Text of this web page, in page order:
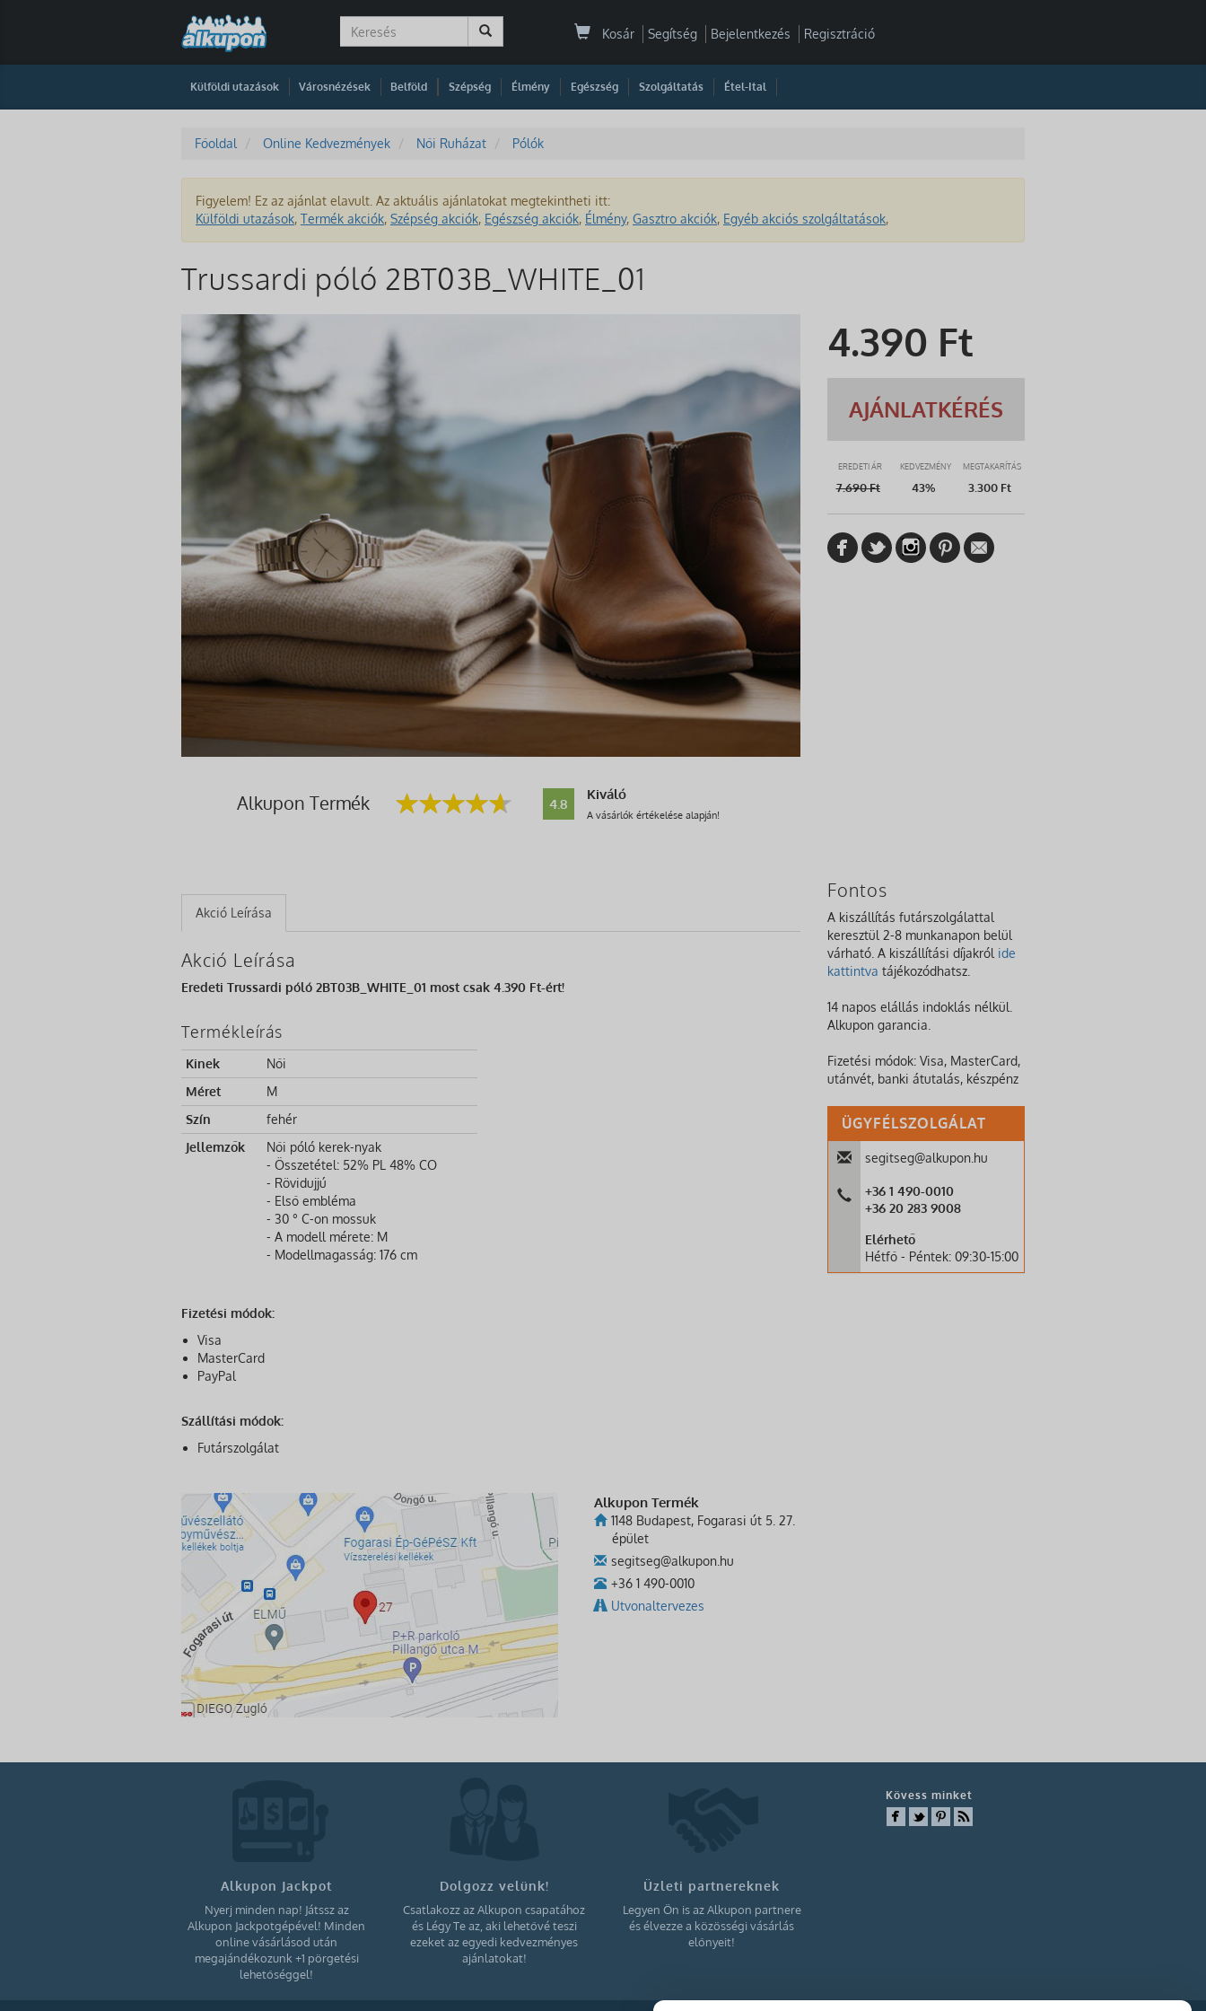
Kosár Segítség Bejelentkezés Regisztráció
Külföldi utazások Városnézések Belföld Szépség Élmény Egészség Szolgáltatás Étel-Ital
Főoldal Online Kedvezmények Női Ruházat Pólók
Figyelem! Ez az ajánlat elavult. Az aktuális ajánlatokat megtekintheti itt:
Külföldi utazások, Termék akciók, Szépség akciók, Egészség akciók, Élmény, Gasztro akciók, Egyéb akciós szolgáltatások,
Trussardi póló 2BT03B_WHITE_01
Alkupon Termék 4.8
Kiváló
A vásárlók értékelése alapján!
4.390 Ft
AJÁNLATKÉRÉS
EREDETI ÁR KEDVEZMÉNY MEGTAKARÍTÁS
7.690Ft 43% 3.300 Ft
Akció Leírása
Akció Leírása
Eredeti Trussardi póló 2BT03B_WHITE_01 most csak 4.390 Ft-ért!
Termékleírás
Kinek
Női
Méret
M
Szín
fehér
Jellemzők
Női póló kerek-nyak
- Összetétel: 52% PL 48% CO
- Rövidujjú
- Első embléma
- 30 ° C-on mossuk
- A modell mérete: M
- Modellmagasság: 176 cm
Fizetési módok:
Visa
MasterCard
PayPal
Szállítási módok:
Futárszolgálat
Alkupon Termék
1148 Budapest, Fogarasi út 5. 27.
épület
segitseg@alkupon.hu
+36 1 490-0010
Utvonaltervezes
Fontos
A kiszállítás futárszolgálattal
keresztül 2-8 munkanapon belül
várható. A kiszállítási díjakról ide
kattintva tájékozódhatsz.
14 napos elállás indoklás nélkül.
Alkupon garancia.
Fizetési módok: Visa, MasterCard,
utánvét, banki átutalás, készpénz
ÜGYFÉLSZOLGÁLAT
segitseg@alkupon.hu
+36 1 490-0010
+36 20 283 9008
Elérhető
Hétfő - Péntek: 09:30-15:00
Alkupon Jackpot
Nyerj minden nap! Játssz az
Alkupon Jackpotgépével! Minden
online vásárlásod után
megajándékozunk +1 pörgetési
lehetőséggel!
Dolgozz velünk!
Csatlakozz az Alkupon csapatához
és Légy Te az, aki lehetővé teszi
ezeket az egyedi kedvezményes
ajánlatokat!
Üzleti partnereknek
Legyen Ön is az Alkupon partnere
és élvezze a közösségi vásárlás
előnyeit!
Kövess minket